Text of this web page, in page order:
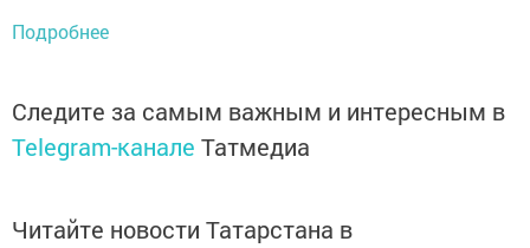
Подробнее
Следите за самым важным и интересным в
Telegram-канале Татмедиа
Читайте новости Татарстана в